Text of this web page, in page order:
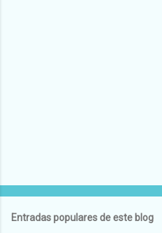
Entradas populares de este blog